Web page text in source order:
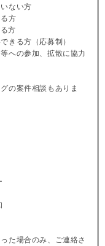
ない方
方
方
きる方（応募制）
への参加、拡散に協力
の案件相談もありま
た場合のみ、ご連絡さ